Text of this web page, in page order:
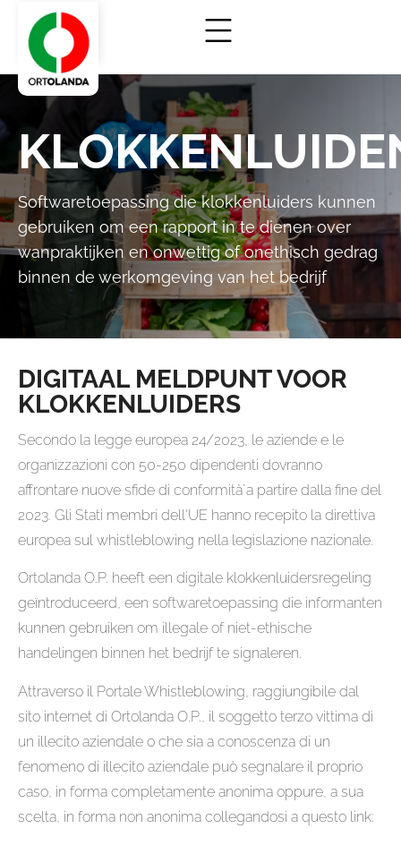
Softwaretoepassing die klokkenluiders kunnen
gebruiken om een rapport in te dienen over
wanpraktijken en onwettig of onethisch gedrag
binnen de werkomgeving van het bedrijf
DIGITAAL MELDPUNT VOOR
KLOKKENLUIDERS
Secondo la legge europea 24/2023, le aziende e le
organizzazioni con 50-250 dipendenti dovranno
affrontare nuove sfide di conformità̀ a partire dalla fine del
2023. Gli Stati membri dell'UE hanno recepito la direttiva
europea sul whistleblowing nella legislazione nazionale.
Ortolanda O.P. heeft een digitale klokkenluidersregeling
geïntroduceerd, een softwaretoepassing die informanten
kunnen gebruiken om illegale of niet-ethische
handelingen binnen het bedrijf te signaleren.
Attraverso il Portale Whistleblowing, raggiungibile dal
sito internet di Ortolanda O.P., il soggetto terzo vittima di
un illecito aziendale o che sia a conoscenza di un
fenomeno di illecito aziendale può segnalare il proprio
caso, in forma completamente anonima oppure, a sua
scelta, in forma non anonima collegandosi a questo link: